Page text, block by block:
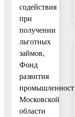
содействия
при
получении
льготных
займов,
Фонд
развития
промышленности
Московской
области